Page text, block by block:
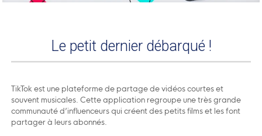
Le petit dernier débarqué !
TikTok est une plateforme de partage de vidéos courtes et
souvent musicales. Cette application regroupe une très grande
communauté d’influenceurs qui créent des petits films et les font
partager à leurs abonnés.